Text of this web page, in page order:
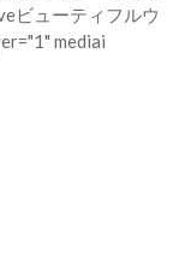
ビューティフルウ
mediai